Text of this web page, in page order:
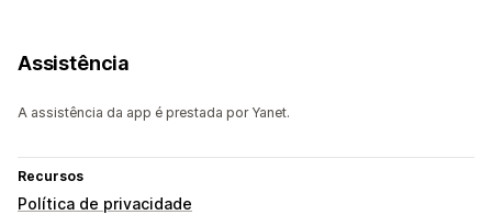
Assistência
A assistência da app é prestada por Yanet.
Recursos
Política de privacidade